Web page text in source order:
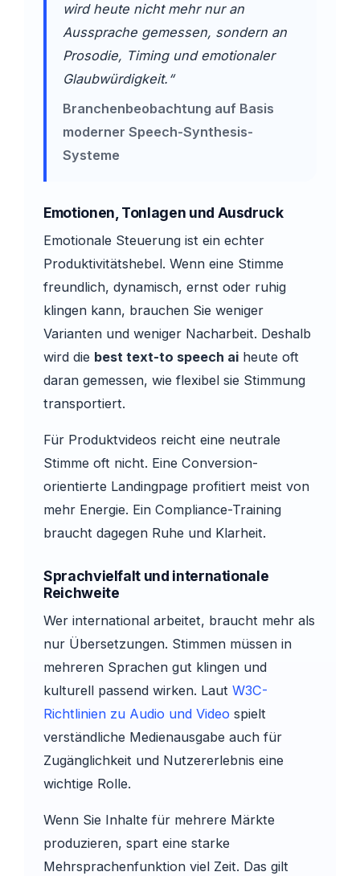
wird heute nicht mehr nur an
Aussprache gemessen, sondern an
Prosodie, Timing und emotionaler
Glaubwürdigkeit.“
Branchenbeobachtung auf Basis
moderner Speech-Synthesis-
Systeme
Emotionen, Tonlagen und Ausdruck
Emotionale Steuerung ist ein echter
Produktivitätshebel. Wenn eine Stimme
freundlich, dynamisch, ernst oder ruhig
klingen kann, brauchen Sie weniger
Varianten und weniger Nacharbeit. Deshalb
wird die best text-to speech ai heute oft
daran gemessen, wie flexibel sie Stimmung
transportiert.
Für Produktvideos reicht eine neutrale
Stimme oft nicht. Eine Conversion-
orientierte Landingpage profitiert meist von
mehr Energie. Ein Compliance-Training
braucht dagegen Ruhe und Klarheit.
Sprachvielfalt und internationale
Reichweite
Wer international arbeitet, braucht mehr als
nur Übersetzungen. Stimmen müssen in
mehreren Sprachen gut klingen und
kulturell passend wirken. Laut W3C-
Richtlinien zu Audio und Video spielt
verständliche Medienausgabe auch für
Zugänglichkeit und Nutzererlebnis eine
wichtige Rolle.
Wenn Sie Inhalte für mehrere Märkte
produzieren, spart eine starke
Mehrsprachenfunktion viel Zeit. Das gilt